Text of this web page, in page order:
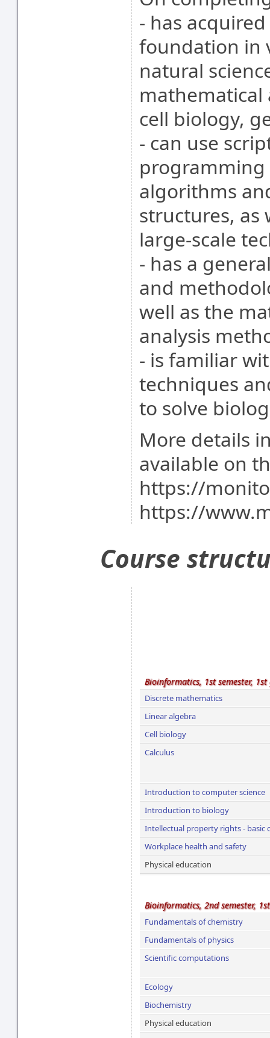
- has
foundation in
natural
mathematical
cell biology,
- can use
programming
algorithms
structures, as
large-scale
- has a
and
well as the
analysis
- is familiar
techniques
to solve
More details
available on
https://
https://
Course
Bioinformatics, 1st semester, 1st
Discrete mathematics
Linear algebra
Cell biology
Calculus
Introduction to computer science
Introduction to biology
Intellectual property rights - basic
Workplace health and safety
Physical education
Bioinformatics, 2nd semester,
Fundamentals of chemistry
Fundamentals of physics
Scientific computations
Ecology
Biochemistry
Physical education